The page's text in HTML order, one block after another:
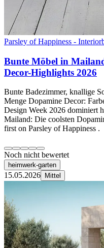
Parsley of Happiness -
Bunte Möbel in
Decor-Highlights 2026
Bunte Badezimmer, knallige
Menge Dopamine Decor:
Design Week 2026 dominiert
Mailand: Die coolsten
first on Parsley of Happiness .
Noch nicht bewertet
heimwerk-garten
15.05.2026 Mittel